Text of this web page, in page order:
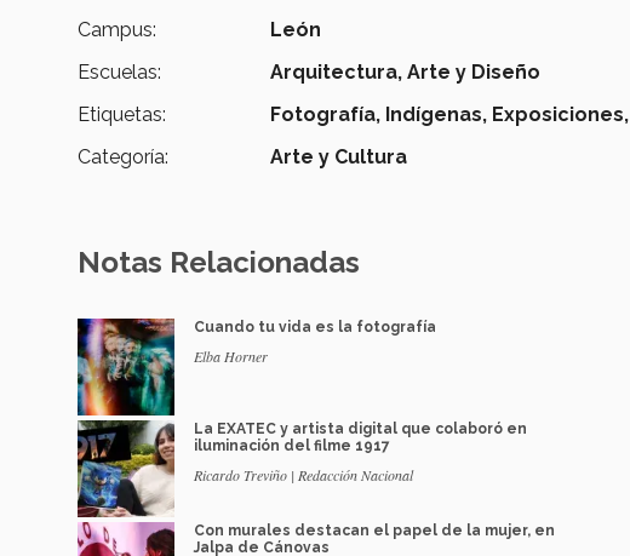
Campus:
León
Escuelas:
Arquitectura, Arte y Diseño
Etiquetas:
Fotografía, Indígenas, Exposiciones,
Categoría:
Arte y Cultura
Notas Relacionadas
Cuando tu vida es la fotografía
Elba Horner
La EXATEC y artista digital que colaboró en
iluminación del filme 1917
Ricardo Treviño | Redacción Nacional
Con murales destacan el papel de la mujer, en
Jalpa de Cánovas